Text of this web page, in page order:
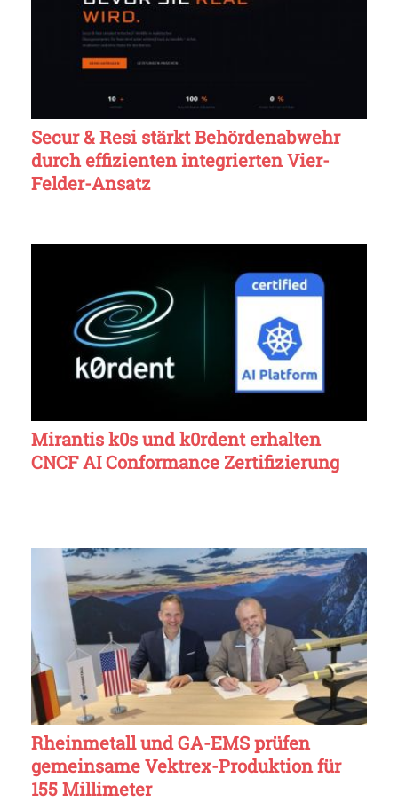
Secur & Resi stärkt Behördenabwehr
durch effizienten integrierten Vier-
Felder-Ansatz
Mirantis k0s und k0rdent erhalten
CNCF AI Conformance Zertifizierung
Rheinmetall und GA-EMS prüfen
gemeinsame Vektrex-Produktion für
155 Millimeter